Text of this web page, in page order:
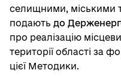
селищними, міськими
подають до
про реалізацію
території області за
цієї Методики.